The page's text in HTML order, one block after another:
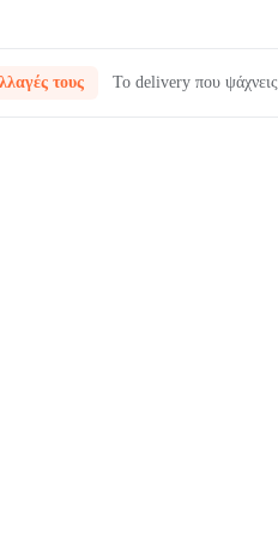
τους Το delivery που ψάχνεις